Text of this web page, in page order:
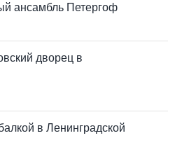
ансамбль Петергоф
дворец в
в Ленинградской